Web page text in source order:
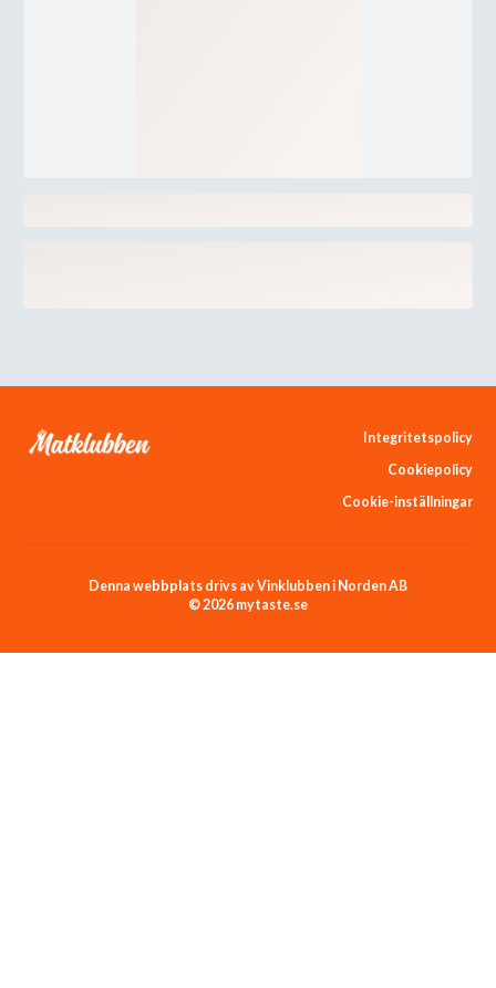
Integritetspolicy
Cookiepolicy
Cookie-inställningar
Denna webbplats drivs av Vinklubben i Norden AB
© 2026 mytaste.se